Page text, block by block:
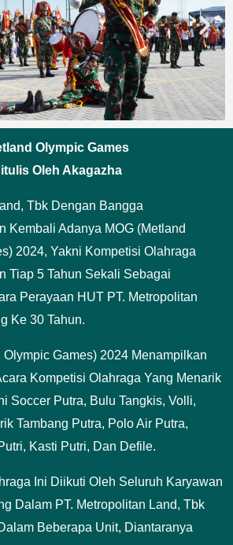
Olympic Games
Oleh Akagazha
Tbk Dengan Bangga
Kembali Adanya MOG (Metland
2024, Yakni Kompetisi Olahraga
Tiap 5 Tahun Sekali Sebagai
Perayaan HUT PT. Metropolitan
Ke 30 Tahun.
Olympic Games) 2024 Menampilkan
Kompetisi Olahraga Yang Menarik
Soccer Putra, Bulu Tangkis, Volli,
Tambang Putra, Polo Air Putra,
Kasti Putri, Dan Defile.
Ini Diikuti Oleh Seluruh Karyawan
Dalam PT. Metropolitan Land, Tbk
Beberapa Unit, Diantaranya